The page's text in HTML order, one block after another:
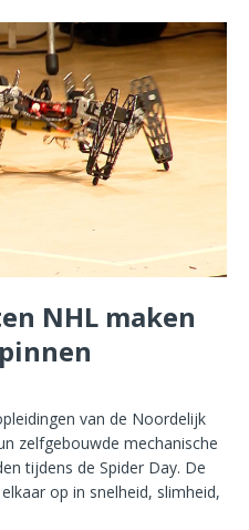
NHL maken
van de Noordelijk
zelfgebouwde mechanische
tijdens de Spider Day. De
op in snelheid, slimheid,